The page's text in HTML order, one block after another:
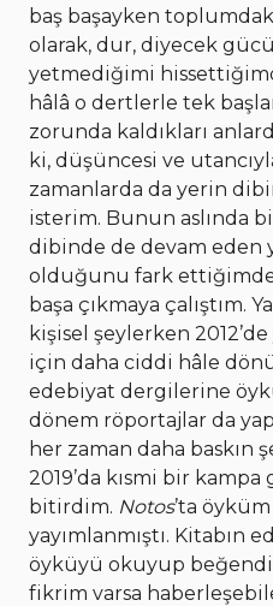
baş başayken
olarak, dur, diyecek
yetmediğimi
hâlâ o dertlerle tek
zorunda kaldıkları
ki, düşüncesi ve
zamanlarda da yerin
isterim. Bunun aslında
dibinde de devam eden
olduğunu fark
başa çıkmaya çalıştım.
kişisel şeylerken
için daha ciddi hâle
edebiyat dergilerine
dönem röportajlar da
her zaman daha baskın
2019’da kısmi bir
bitirdim. Notos’ta
yayımlanmıştı. Kitabın
öyküyü okuyup
fikrim varsa